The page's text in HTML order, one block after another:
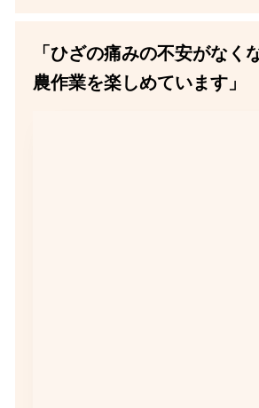
「ひざの痛みの不安がなく
農作業を楽しめています」